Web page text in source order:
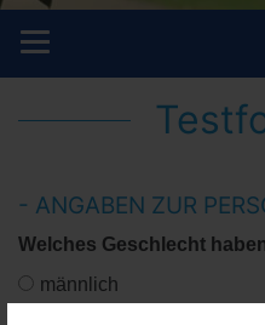
- ANGABEN ZUR
Welches Geschlecht
männlich